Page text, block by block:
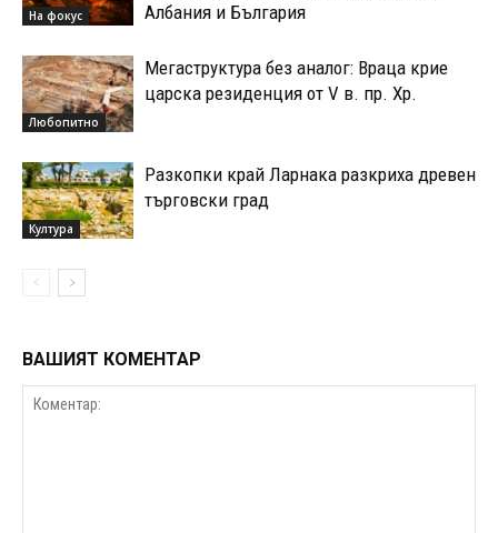
На фокус
Албания и България
Любопитно
Мегаструктура без аналог: Враца крие
царска резиденция от V в. пр. Хр.
Култура
Разкопки край Ларнака разкриха древен
търговски град
ВАШИЯТ КОМЕНТАР